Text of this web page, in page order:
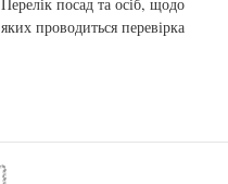
яких проводиться перевірка